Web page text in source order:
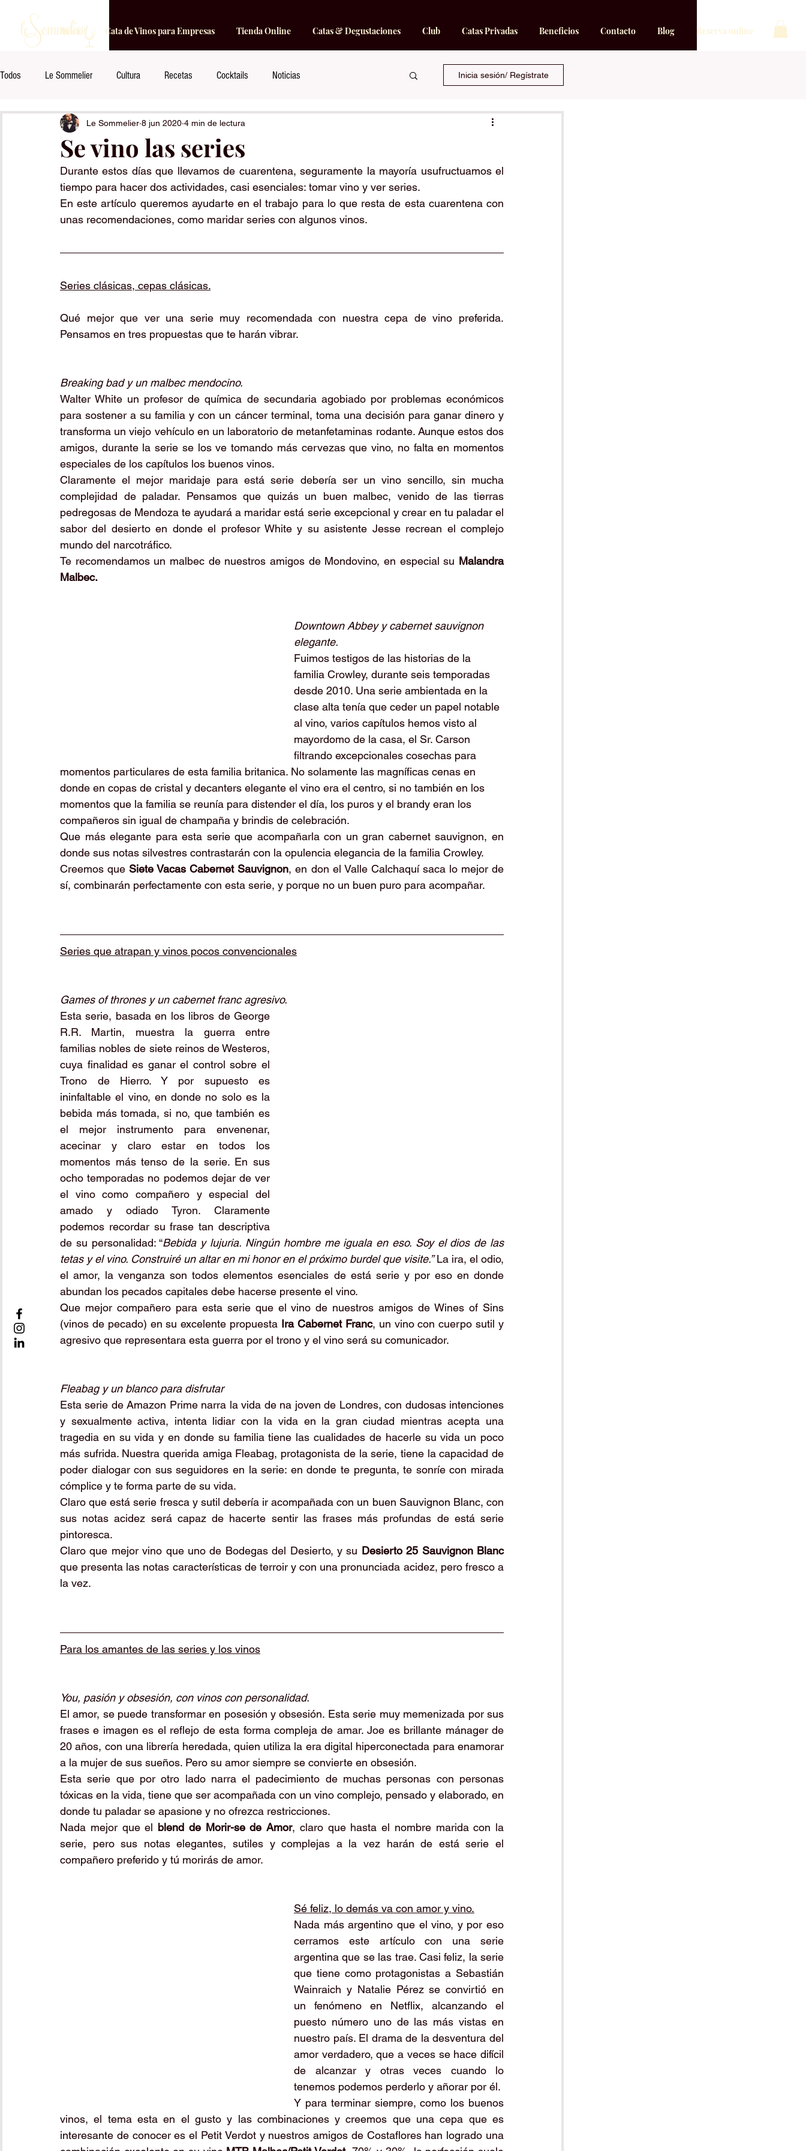
Inicio Cata de Vinos para Empresas Tienda Online Catas & Degustaciones Club Catas Privadas Beneficios Contacto Blog Reserva online
Todos Le Sommelier Cultura Recetas Cocktails Noticias Inicia sesión/ Regístrate
Se vino las series
Le Sommelier 8 jun 2020 4 min de lectura
Durante estos días que llevamos de cuarentena, seguramente la mayoría usufructuamos el
tiempo para hacer dos actividades, casi esenciales: tomar vino y ver series.
En este artículo queremos ayudarte en el trabajo para lo que resta de esta cuarentena con
unas recomendaciones, como maridar series con algunos vinos.
Series clásicas, cepas clásicas.
Qué mejor que ver una serie muy recomendada con nuestra cepa de vino preferida.
Pensamos en tres propuestas que te harán vibrar.
Breaking bad y un malbec mendocino.
Walter White un profesor de química de secundaria agobiado por problemas económicos
para sostener a su familia y con un cáncer terminal, toma una decisión para ganar dinero y
transforma un viejo vehículo en un laboratorio de metanfetaminas rodante. Aunque estos dos
amigos, durante la serie se los ve tomando más cervezas que vino, no falta en momentos
especiales de los capítulos los buenos vinos.
Claramente el mejor maridaje para está serie debería ser un vino sencillo, sin mucha
complejidad de paladar. Pensamos que quizás un buen malbec, venido de las tierras
pedregosas de Mendoza te ayudará a maridar está serie excepcional y crear en tu paladar el
sabor del desierto en donde el profesor White y su asistente Jesse recrean el complejo
mundo del narcotráfico.
Te recomendamos un malbec de nuestros amigos de Mondovino, en especial su Malandra
Malbec.
Downtown Abbey y cabernet sauvignon
elegante.
Fuimos testigos de las historias de la
familia Crowley, durante seis temporadas
desde 2010. Una serie ambientada en la
clase alta tenía que ceder un papel notable
al vino, varios capítulos hemos visto al
mayordomo de la casa, el Sr. Carson
filtrando excepcionales cosechas para
momentos particulares de esta familia britanica. No solamente las magníficas cenas en
donde en copas de cristal y decanters elegante el vino era el centro, si no también en los
momentos que la familia se reunía para distender el día, los puros y el brandy eran los
compañeros sin igual de champaña y brindis de celebración.
Que más elegante para esta serie que acompañarla con un gran cabernet sauvignon, en
donde sus notas silvestres contrastarán con la opulencia elegancia de la familia Crowley.
Creemos que Siete Vacas Cabernet Sauvignon, en don el Valle Calchaquí saca lo mejor de
sí, combinarán perfectamente con esta serie, y porque no un buen puro para acompañar.
Series que atrapan y vinos pocos convencionales
Games of thrones y un cabernet franc agresivo.
Esta serie, basada en los libros de George
R.R. Martin, muestra la guerra entre
familias nobles de siete reinos de Westeros,
cuya finalidad es ganar el control sobre el
Trono de Hierro. Y por supuesto es
ininfaltable el vino, en donde no solo es la
bebida más tomada, si no, que también es
el mejor instrumento para envenenar,
acecinar y claro estar en todos los
momentos más tenso de la serie. En sus
ocho temporadas no podemos dejar de ver
el vino como compañero y especial del
amado y odiado Tyron. Claramente
podemos recordar su frase tan descriptiva
de su personalidad: “Bebida y lujuria. Ningún hombre me iguala en eso. Soy el dios de las
tetas y el vino. Construiré un altar en mi honor en el próximo burdel que visite.” La ira, el odio,
el amor, la venganza son todos elementos esenciales de está serie y por eso en donde
abundan los pecados capitales debe hacerse presente el vino.
Que mejor compañero para esta serie que el vino de nuestros amigos de Wines of Sins
(vinos de pecado) en su excelente propuesta Ira Cabernet Franc, un vino con cuerpo sutil y
agresivo que representara esta guerra por el trono y el vino será su comunicador.
Fleabag y un blanco para disfrutar
Esta serie de Amazon Prime narra la vida de na joven de Londres, con dudosas intenciones
y sexualmente activa, intenta lidiar con la vida en la gran ciudad mientras acepta una
tragedia en su vida y en donde su familia tiene las cualidades de hacerle su vida un poco
más sufrida. Nuestra querida amiga Fleabag, protagonista de la serie, tiene la capacidad de
poder dialogar con sus seguidores en la serie: en donde te pregunta, te sonríe con mirada
cómplice y te forma parte de su vida.
Claro que está serie fresca y sutil debería ir acompañada con un buen Sauvignon Blanc, con
sus notas acidez será capaz de hacerte sentir las frases más profundas de está serie
pintoresca.
Claro que mejor vino que uno de Bodegas del Desierto, y su
Desierto 25 Sauvignon Blanc
que presenta las notas características de terroir y con una pronunciada acidez, pero fresco a
la vez.
Para los amantes de las series y los vinos
You, pasión y obsesión, con vinos con personalidad.
El amor, se puede transformar en posesión y obsesión. Esta serie muy memenizada por sus
frases e imagen es el reflejo de esta forma compleja de amar. Joe es brillante mánager de
20 años, con una librería heredada, quien utiliza la era digital hiperconectada para enamorar
a la mujer de sus sueños. Pero su amor siempre se convierte en obsesión.
Esta serie que por otro lado narra el padecimiento de muchas personas con personas
tóxicas en la vida, tiene que ser acompañada con un vino complejo, pensado y elaborado, en
donde tu paladar se apasione y no ofrezca restricciones.
Nada mejor que el blend de Morir-se de Amor, claro que hasta el nombre marida con la
serie, pero sus notas elegantes, sutiles y complejas a la vez harán de está serie el
compañero preferido y tú morirás de amor.
Sé feliz, lo demás va con amor y vino.
Nada más argentino que el vino, y por eso
cerramos este artículo con una serie
argentina que se las trae. Casi feliz, la serie
que tiene como protagonistas a Sebastián
Wainraich y Natalie Pérez se convirtió en
un fenómeno en Netflix, alcanzando el
puesto número uno de las más vistas en
nuestro país. El drama de la desventura del
amor verdadero, que a veces se hace difícil
de alcanzar y otras veces cuando lo
tenemos podemos perderlo y añorar por él.
Y para terminar siempre, como los buenos
vinos, el tema esta en el gusto y las combinaciones y creemos que una cepa que es
interesante de conocer es el Petit Verdot y nuestros amigos de Costaflores han logrado una